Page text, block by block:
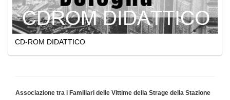
CD-ROM DIDATTICO
Associazione tra i Familiari delle Vittime della Strage della Stazione